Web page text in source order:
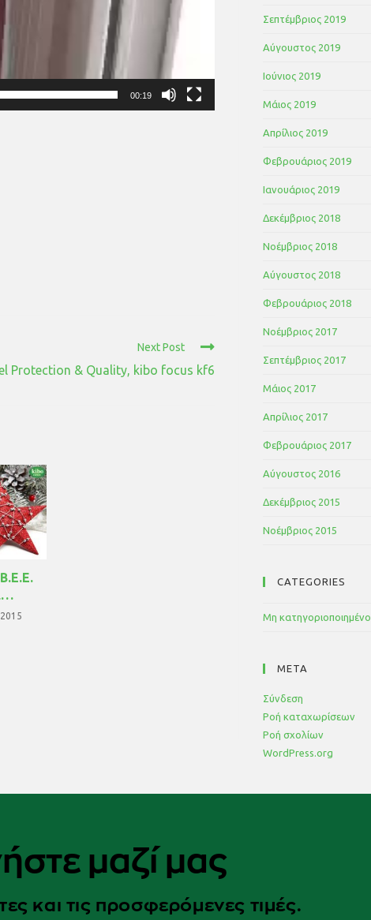
00:19
Next Post
Protection & Quality, kibo focus kf6
Σεπτέμβριος 2019
Αύγουστος 2019
Ιούνιος 2019
Μάιος 2019
Απρίλιος 2019
Φεβρουάριος 2019
Ιανουάριος 2019
Δεκέμβριος 2018
Νοέμβριος 2018
Αύγουστος 2018
Φεβρουάριος 2018
Νοέμβριος 2017
Σεπτέμβριος 2017
Μάιος 2017
Απρίλιος 2017
Φεβρουάριος 2017
Αύγουστος 2016
Δεκέμβριος 2015
Νοέμβριος 2015
CATEGORIES
Μη κατηγοριοποιημένο
META
Σύνδεση
Ροή καταχωρίσεων
Ροή σχολίων
WordPress.org
μαζί μας
και τις προσφερόμενες τιμές.